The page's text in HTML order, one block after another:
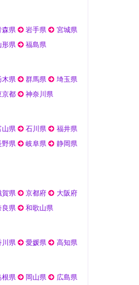
森県 岩手県
宮城県
形県 福島県
木県 群馬県
埼玉県
京都 神奈川県
山県 石川県
福井県
野県 岐阜県
静岡県
賀県 京都府
大阪府
良県 和歌山県
川県 愛媛県 高知県
根県 岡山県
広島県